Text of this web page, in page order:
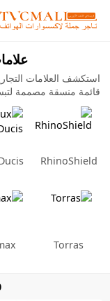
استكشف العلامات
قائمة منسقة مصممة
RhinoShield
Torras